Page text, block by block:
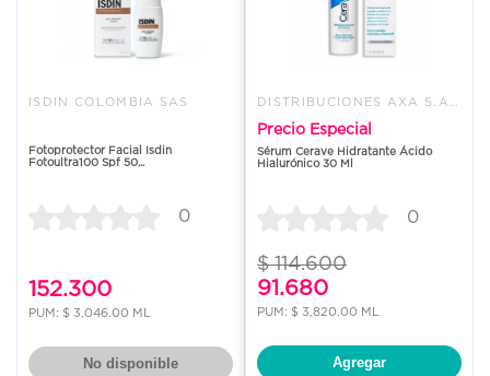
ISDIN COLOMBIA SAS
Fotoprotector Facial Isdin
Fotoultra100 Spf 50...
0
152.300
PUM: $ 3,046.00 ML
No disponible
Precio Especial
Sérum Cerave Hidratante Ácido
Hialurónico 30 Ml
0
$ 114.600
91.680
PUM: $ 3,820.00 ML
Agregar